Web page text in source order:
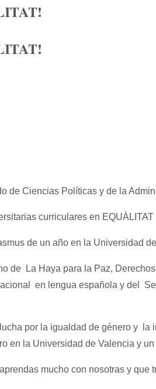
de Ciencias Políticas y de la
curriculares en EQUÀLITAT
de un año en la Universidad
de La Haya para la Paz,
en lengua española y del
por la igualdad de género y
en la Universidad de Valencia y
mucho con nosotras y que